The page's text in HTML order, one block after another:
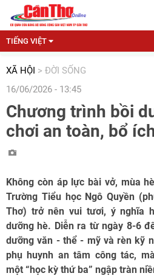
TIẾNG VIỆT
XÃ HỘI > ĐỜI SỐNG
16/06/2026 - 13:45
Chương trình bồi
chơi an toàn, bổ
Không còn áp lực bài vở, mùa
Trường Tiểu học Ngô Quyền
Thơ) trở nên vui tươi, ý nghĩa
dưỡng hè. Diễn ra từ ngày 8-6
dưỡng văn - thể - mỹ và rèn kỹ
phụ huynh an tâm công tác,
một “học kỳ thứ ba” ngập tràn